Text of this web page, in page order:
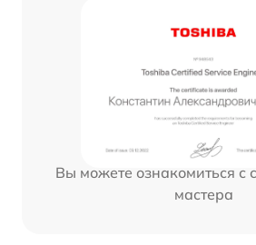
Вы можете ознакомиться с
мастера